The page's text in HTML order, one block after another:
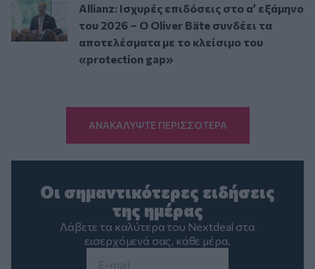
Allianz: Ισχυρές επιδόσεις στο α’ εξάμηνο
του 2026 – Ο Oliver Bäte συνδέει τα
αποτελέσματα με το κλείσιμο του
«protection gap»
ΑΝΑΚΑΛΥΨΤΕ ΠΕΡΙΣΣΟΤΕΡΑ
Οι σημαντικότερες ειδήσεις
της ημέρας
Λάβετε τα καλύτερα του Nextdeal στα
εισερχόμενά σας, κάθε μέρα.